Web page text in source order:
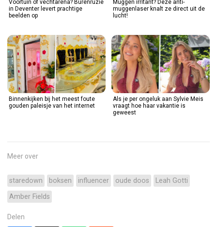
Voortuin of vechtarena? Burenruzie
in Deventer levert prachtige
beelden op
Muggen irritant? Deze anti-
muggenlaser knalt ze direct uit de
lucht!
Binnenkijken bij het meest foute
gouden paleisje van het internet
Als je per ongeluk aan Sylvie Meis
vraagt hoe haar vakantie is
geweest
Meer over
staredown boksen influencer oude doos
Leah Gotti
Amber Fields
Delen